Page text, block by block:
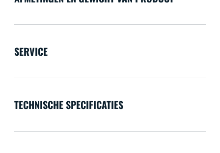
SERVICE
TECHNISCHE SPECIFICATIES